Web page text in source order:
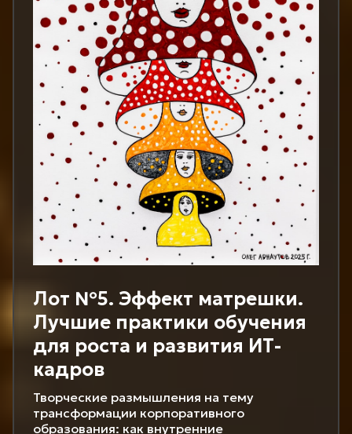
Лот №5. Эффект матрешки.
Лучшие практики обучения
для роста и развития ИТ-
кадров
Творческие размышления на тему
трансформации корпоративного
образования: как внутренние